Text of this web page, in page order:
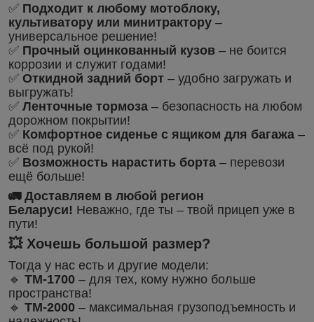
✅ Подходит к любому мотоблоку,
культиватору или минитрактору –
универсальное решение!
✅ Прочный оцинкованный кузов – не боится
коррозии и служит годами!
✅ Откидной задний борт – удобно загружать и
выгружать!
✅ Ленточные тормоза – безопасность на любом
дорожном покрытии!
✅ Комфортное сиденье с ящиком для багажа –
всё под рукой!
✅ Возможность нарастить борта – перевози
ещё больше!
🚛 Доставляем в любой регион
Беларуси! Неважно, где ты – твой прицеп уже в
пути!
💥 Хочешь большой размер?
Тогда у нас есть и другие модели:
🔹 ТМ-1700 – для тех, кому нужно больше
пространства!
🔹 ТМ-2000 – максимальная грузоподъемность и